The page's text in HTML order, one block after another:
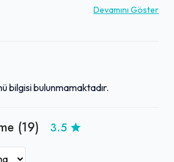
özenli bir hizmet sunmaktadır. Geniş
misafirler için önemli bir duraktır.
Devamını Göster
bilgisi bulunmamaktadır.
(19) 3.5